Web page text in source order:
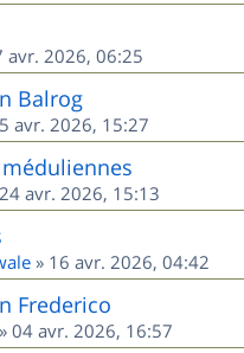
avr. 2026, 06:25
Balrog
avr. 2026, 15:27
24 avr. 2026, 15:13
» 16 avr. 2026, 04:42
Frederico
» 04 avr. 2026, 16:57